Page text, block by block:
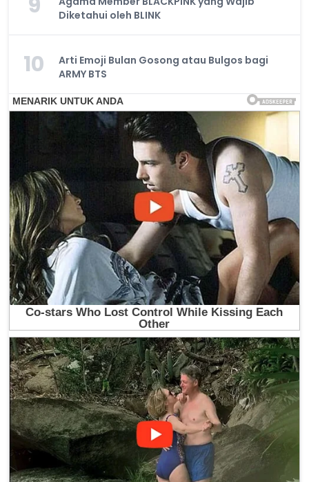
Diketahui oleh BLINK
10
Arti Emoji Bulan Gosong atau Bulgos bagi
ARMY BTS